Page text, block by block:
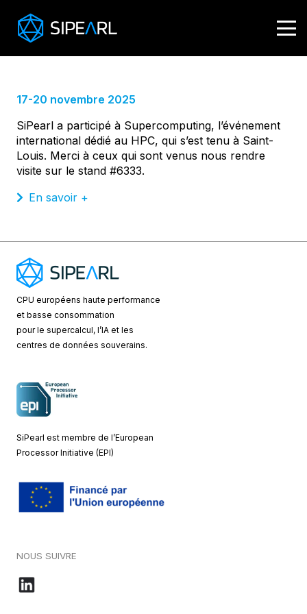
17-20 novembre 2025
SiPearl a participé à Supercomputing, l’événement
international dédié au HPC, qui s’est tenu à Saint-
Louis. Merci à ceux qui sont venus nous rendre
visite sur le stand #6333.
En savoir +
CPU européens haute performance
et basse consommation
pour le supercalcul, l’IA et les
centres de données souverains.
SiPearl est membre de l’European
Processor Initiative (EPI)
NOUS SUIVRE